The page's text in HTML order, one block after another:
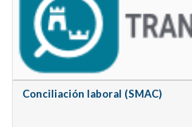
Conciliación laboral (SMAC)